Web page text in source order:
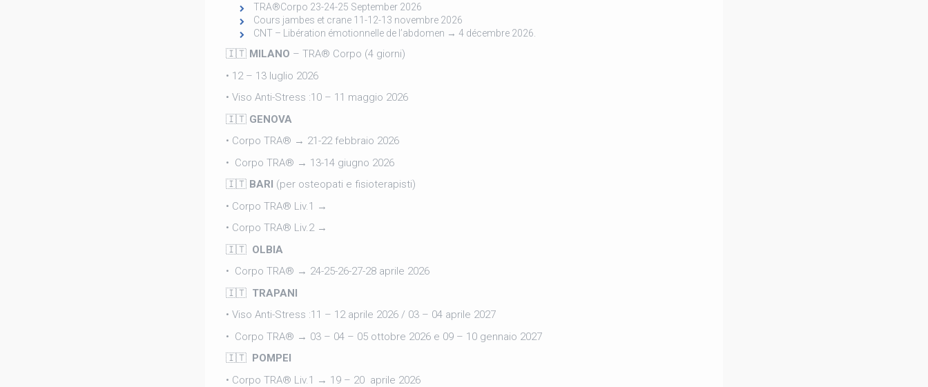
TRA®️Corpo 23-24-25 September 2026
Cours jambes et crane 11-12-13 novembre 2026
CNT – Libération émotionnelle de l’abdomen → 4 décembre 2026.
🇮🇹 MILANO – TRA® Corpo (4 giorni)
• 12 – 13 luglio 2026
• Viso Anti-Stress :10 – 11 maggio 2026
🇮🇹 GENOVA
• Corpo TRA® → 21-22 febbraio 2026
• Corpo TRA® → 13-14 giugno 2026
🇮🇹 BARI (per osteopati e fisioterapisti)
• Corpo TRA® Liv.1 →
• Corpo TRA® Liv.2 →
🇮🇹 OLBIA
• Corpo TRA® → 24-25-26-27-28 aprile 2026
🇮🇹 TRAPANI
• Viso Anti-Stress :11 – 12 aprile 2026 / 03 – 04 aprile 2027
• Corpo TRA® → 03 – 04 – 05 ottobre 2026 e 09 – 10 gennaio 2027
🇮🇹 POMPEI
• Corpo TRA® Liv.1 → 19 – 20 aprile 2026